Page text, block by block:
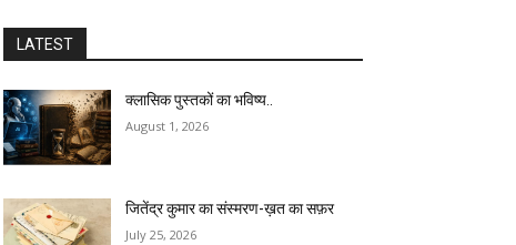
LATEST
क्लासिक पुस्तकों का भविष्य..
August 1, 2026
जितेंद्र कुमार का संस्मरण-ख़त का सफ़र
July 25, 2026